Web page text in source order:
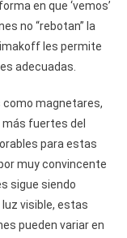
en que ‘vemos’
no “rebotan” la
les permite
adecuadas.
magnetares,
fuertes del
para estas
muy convincente
sigue siendo
visible, estas
pueden variar en